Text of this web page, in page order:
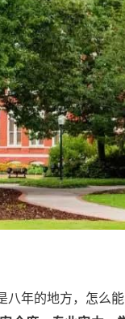
年的地方，怎么